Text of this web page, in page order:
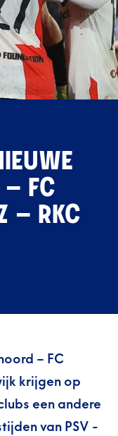
– FC
– RKC
– FC
krijgen op
een andere
van PSV -